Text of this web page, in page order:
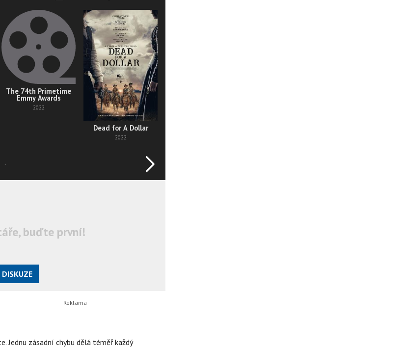
The 74th Primetime
Emmy Awards
2022
Dead for A Dollar
2022
buďte první!
Jednu zásadní chybu dělá téměř každý